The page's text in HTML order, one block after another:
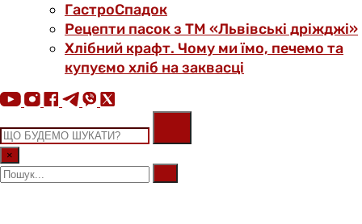
ГастроСпадок
Рецепти пасок з ТМ «Львівські дріжджі»
Хлібний крафт. Чому ми їмо, печемо та
купуємо хліб на заквасці
×